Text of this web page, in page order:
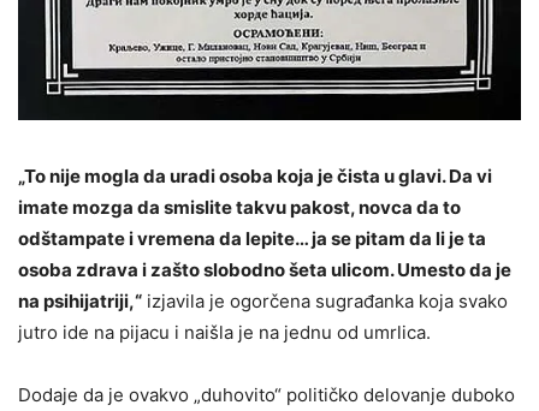
„To nije mogla da uradi osoba koja je čista u glavi. Da vi
imate mozga da smislite takvu pakost, novca da to
odštampate i vremena da lepite… ja se pitam da li je ta
osoba zdrava i zašto slobodno šeta ulicom. Umesto da je
na psihijatriji,“ izjavila je ogorčena sugrađanka koja svako
jutro ide na pijacu i naišla je na jednu od umrlica.
Dodaje da je ovakvo „duhovito“ političko delovanje duboko